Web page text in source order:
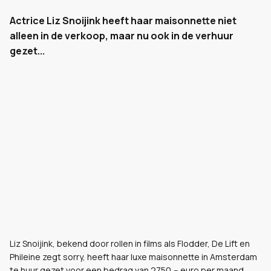
Actrice Liz Snoijink heeft haar maisonnette niet
alleen in de verkoop, maar nu ook in de verhuur
gezet...
Liz Snoijink, bekend door rollen in films als Flodder, De Lift en
Phileine zegt sorry, heeft haar luxe maisonnette in Amsterdam